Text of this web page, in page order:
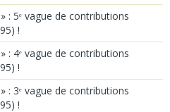
: 5ᵉ vague de contributions
!
: 4ᵉ vague de contributions
!
: 3ᵉ vague de contributions
!